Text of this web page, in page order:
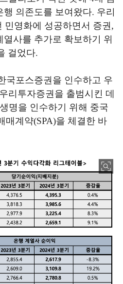
의존도를 보여왔다. 우리
민영화에 성공하면서 증권,
사를 추가로 확보하기 위
걸었다.
국포스증권을 인수하고 우
리투자증권을 출범시킨 데
명을 인수하기 위해 중국
매계약(SPA)을 체결한 바